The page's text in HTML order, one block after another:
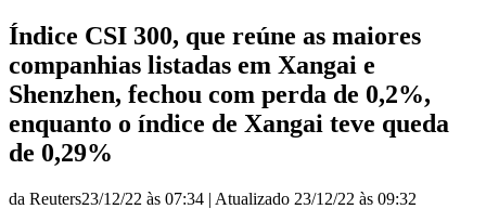
Índice CSI 300, que reúne as maiores
companhias listadas em Xangai e
Shenzhen, fechou com perda de 0,2%,
enquanto o índice de Xangai teve queda
de 0,29%
da Reuters23/12/22 às 07:34 | Atualizado 23/12/22 às 09:32